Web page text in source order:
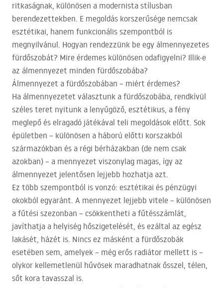
ritkaságnak, különösen a modernista stílusban
berendezettekben. E megoldás korszerűsége nemcsak
esztétikai, hanem funkcionális szempontból is
megnyilvánul. Hogyan rendezzünk be egy álmennyezetes
fürdőszobát? Mire érdemes különösen odafigyelni? Illik-e
az álmennyezet minden fürdőszobába?
Álmennyezet a fürdőszobában – miért érdemes?
Ha álmennyezetet választunk a fürdőszobába, rendkívül
széles teret nyitunk a lenyűgöző, esztétikus, a fény
meglepő és elragadó játékával teli megoldások előtt. Sok
épületben – különösen a háború előtti korszakból
származókban és a régi bérházakban (de nem csak
azokban) – a mennyezet viszonylag magas, így az
álmennyezet jelentősen lejjebb hozhatja azt.
Ez több szempontból is vonzó: esztétikai és pénzügyi
okokból egyaránt. A mennyezet lejjebb vitele – különösen
a fűtési szezonban – csökkentheti a fűtésszámlát,
javíthatja a helyiség hőszigetelését, és ezáltal az egész
lakásét, házét is. Nincs ez másként a fürdőszobák
esetében sem, amelyek – még erős radiátor mellett is –
olykor kellemetlenül hűvösek maradhatnak ősszel, télen,
sőt kora tavasszal is.